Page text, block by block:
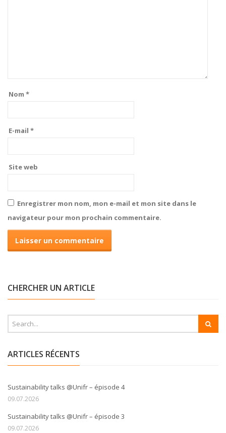
Nom *
E-mail *
Site web
Enregistrer mon nom, mon e-mail et mon site dans le
navigateur pour mon prochain commentaire.
CHERCHER UN ARTICLE
ARTICLES RÉCENTS
Sustainability talks @Unifr – épisode 4
09.07.2026
Sustainability talks @Unifr – épisode 3
09.07.2026